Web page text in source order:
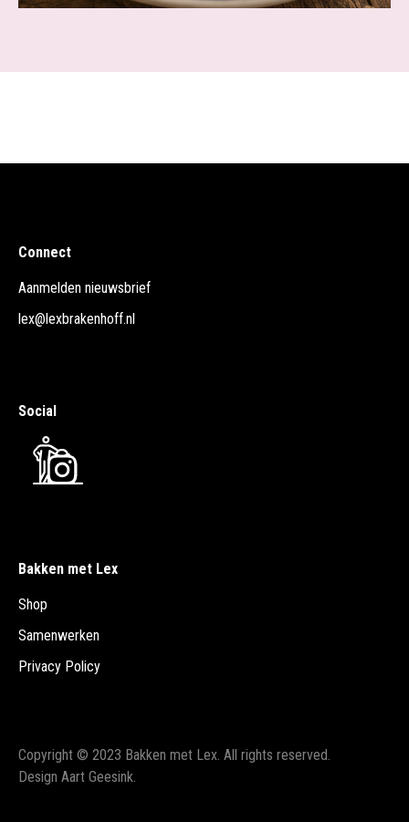
Connect
Aanmelden nieuwsbrief
lex@lexbrakenhoff.nl
Social
Bakken met Lex
Shop
Samenwerken
Privacy Policy
Copyright © 2023 Bakken met Lex. All rights reserved.
Design Aart Geesink.